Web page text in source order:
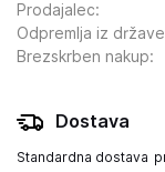
Prodajalec:
Odpremlja iz države
Brezskrben nakup:
Dostava
Standardna dostava